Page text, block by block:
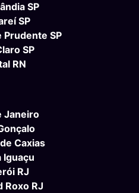
SP
SP
Prudente SP
SP
RN
Janeiro
Caxias
Iguaçu
RJ
Roxo RJ